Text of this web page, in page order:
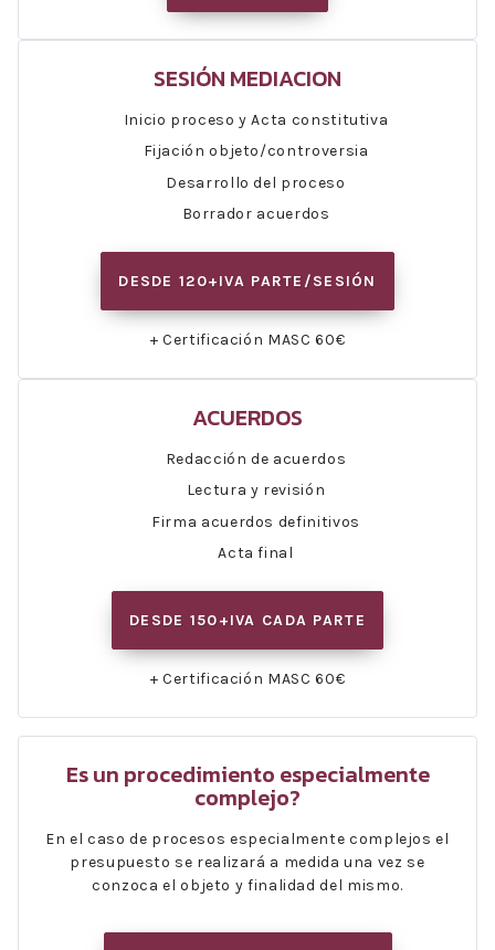
SESIÓN MEDIACION
Inicio proceso y Acta constitutiva
Fijación objeto/controversia
Desarrollo del proceso
Borrador acuerdos
DESDE 120+IVA PARTE/SESIÓN
+ Certificación MASC 60€
ACUERDOS
Redacción de acuerdos
Lectura y revisión
Firma acuerdos definitivos
Acta final
DESDE 150+IVA CADA PARTE
+ Certificación MASC 60€
Es un procedimiento especialmente
complejo?
En el caso de procesos especialmente complejos el
presupuesto se realizará a medida una vez se
conzoca el objeto y finalidad del mismo.